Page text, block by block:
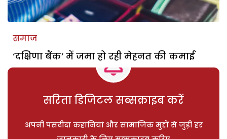
समाज
‘दक्षिणा बैंक’ में जमा हो रही मेहनत की कमाई
सरिता डिजिटल सब्सक्राइब करें
अपनी पसंदीदा कहानियां और सामाजिक मुद्दों से जुड़ी हर